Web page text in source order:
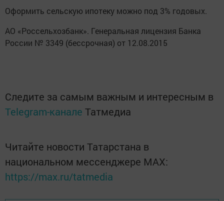
Оформить сельскую ипотеку можно под 3% годовых.
АО «Россельхозбанк». Генеральная лицензия Банка
России № 3349 (бессрочная) от 12.08.2015
Следите за самым важным и интересным в
Telegram-канале Татмедиа
Читайте новости Татарстана в
национальном мессенджере MАХ:
https://max.ru/tatmedia